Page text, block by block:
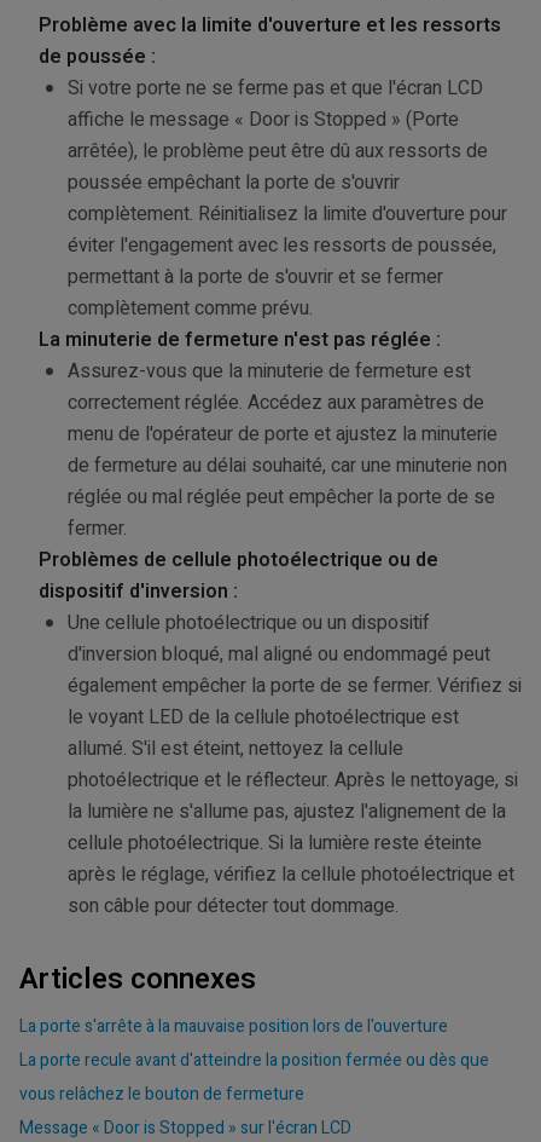
Problème avec la limite d'ouverture et les ressorts
de poussée :
Si votre porte ne se ferme pas et que l'écran LCD
affiche le message « Door is Stopped » (Porte
arrêtée), le problème peut être dû aux ressorts de
poussée empêchant la porte de s'ouvrir
complètement. Réinitialisez la limite d'ouverture pour
éviter l'engagement avec les ressorts de poussée,
permettant à la porte de s'ouvrir et se fermer
complètement comme prévu.
La minuterie de fermeture n'est pas réglée :
Assurez-vous que la minuterie de fermeture est
correctement réglée. Accédez aux paramètres de
menu de l'opérateur de porte et ajustez la minuterie
de fermeture au délai souhaité, car une minuterie non
réglée ou mal réglée peut empêcher la porte de se
fermer.
Problèmes de cellule photoélectrique ou de
dispositif d'inversion :
Une cellule photoélectrique ou un dispositif
d'inversion bloqué, mal aligné ou endommagé peut
également empêcher la porte de se fermer. Vérifiez si
le voyant LED de la cellule photoélectrique est
allumé. S'il est éteint, nettoyez la cellule
photoélectrique et le réflecteur. Après le nettoyage, si
la lumière ne s'allume pas, ajustez l'alignement de la
cellule photoélectrique. Si la lumière reste éteinte
après le réglage, vérifiez la cellule photoélectrique et
son câble pour détecter tout dommage.
Articles connexes
La porte s'arrête à la mauvaise position lors de l'ouverture
La porte recule avant d'atteindre la position fermée ou dès que
vous relâchez le bouton de fermeture
Message « Door is Stopped » sur l'écran LCD